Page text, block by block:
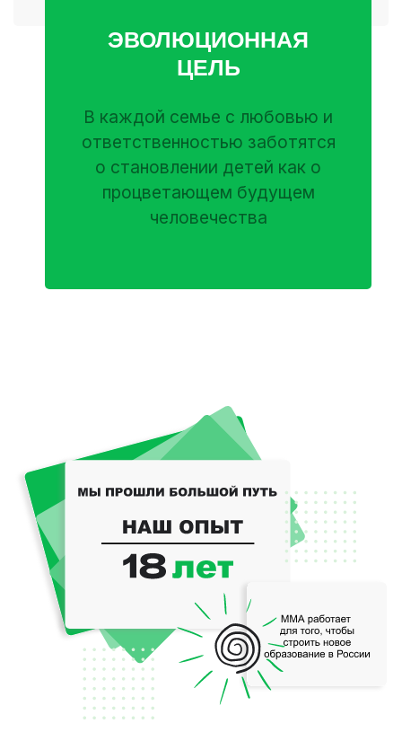
ЭВОЛЮЦИОННАЯ
ЦЕЛЬ
В каждой семье с любовью и
ответственностью заботятся
о становлении детей как о
процветающем будущем
человечества